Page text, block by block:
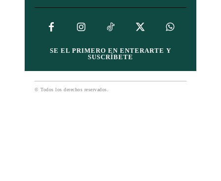
SE EL PRIMERO EN ENTERARTE Y
SUSCRÍBETE
© Todos los derechos reservados.